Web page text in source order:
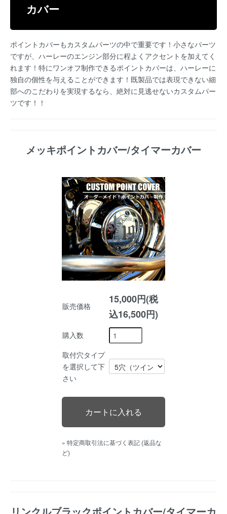
カバー
ポイントカバーもカスタムパーツの中で重要です！小さなパーツ
ですが、ハーレーのエンジン部分に程よくアクセントを加えてく
れます！特にワンオフ制作できるポイントカバーは、ハーレーに
独自の個性を与えることができます！既製品では表現できない細
部へのこだわりを実現するなら、絶対に見逃せないカスタムパー
ツです！！
メッキポイントカバー/タイマーカバー
販売価格
15,000円(税
込16,500円)
購入数
取付穴タイプ
を選択して下
さい
» 特定商取引法に基づく表記 (返品な
ど)
リンクルブラックポイントカバー/タイマーカ